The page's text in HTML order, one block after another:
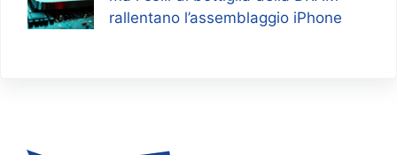
rallentano l’assemblaggio iPhone